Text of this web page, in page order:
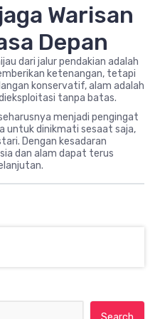
Warisan
Depan
dari jalur pendakian adalah
ketenangan, tetapi
konservatif, alam adalah
tanpa batas.
menjadi pengingat
untuk dinikmati sesaat saja,
Dengan kesadaran
dan alam dapat terus